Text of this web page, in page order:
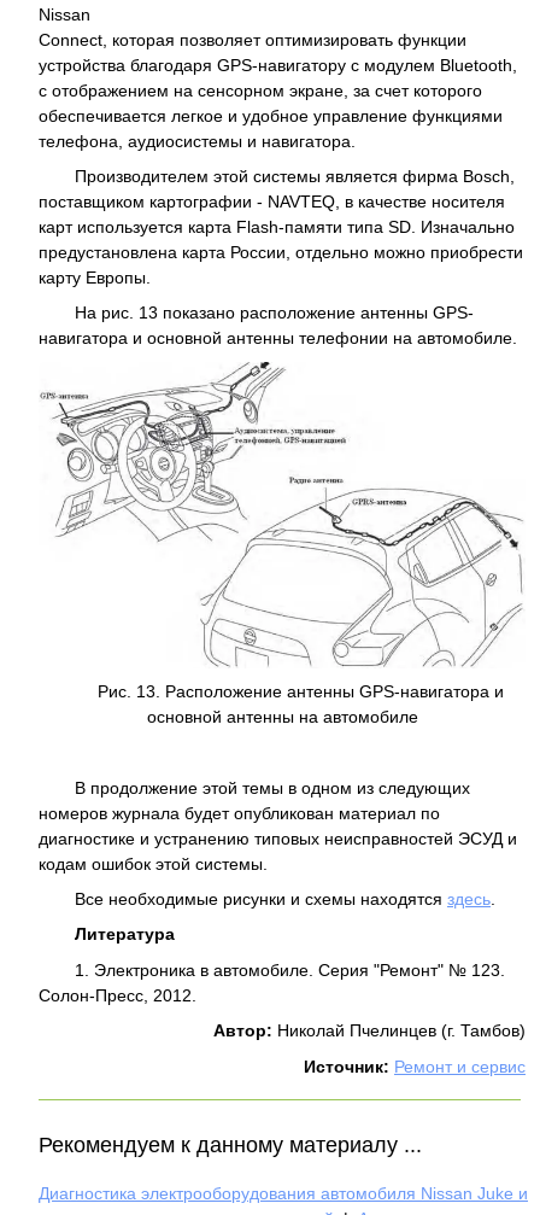
Nissan
Connect, которая позволяет оптимизировать функции
устройства благодаря GPS-навигатору с модулем Bluetooth,
с отображением на сенсорном экране, за счет которого
обеспечивается легкое и удобное управление функциями
телефона, аудиосистемы и навигатора.
Производителем этой системы является фирма Bosch,
поставщиком картографии - NAVTEQ, в качестве носителя
карт используется карта Flash-памяти типа SD. Изначально
предустановлена карта России, отдельно можно приобрести
карту Европы.
На рис. 13 показано расположение антенны GPS-
навигатора и основной антенны телефонии на автомобиле.
Рис. 13. Расположение антенны GPS-навигатора и
основной антенны на автомобиле
В продолжение этой темы в одном из следующих
номеров журнала будет опубликован материал по
диагностике и устранению типовых неисправностей ЭСУД и
кодам ошибок этой системы.
Все необходимые рисунки и схемы находятся здесь
Литература
1. Электроника в автомобиле. Серия "Ремонт" № 123.
Солон-Пресс, 2012.
Автор: Николай Пчелинцев (г. Тамбов)
Источник: Ремонт и сервис
Рекомендуем к данному материалу ...
Диагностика электрооборудования автомобиля Nissan Juke и